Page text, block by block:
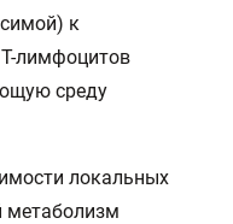
к
лимфоцитов
среду
локальных
метаболизм